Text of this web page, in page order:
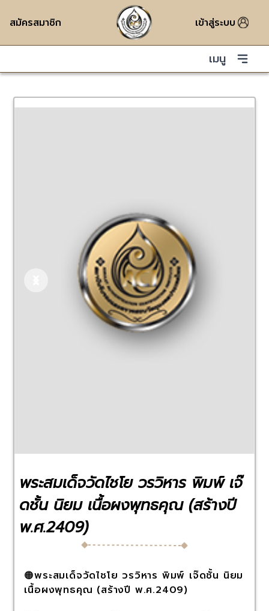
สมัครสมาชิก เข้าสู่ระบบ
เมนู
พระสมเด็จวัดไชโย วรวิหาร พิมพ์ เจ๊
ดชั้น นิยม เนื้อผงพุทธคุณ (สร้างปี
พ.ศ.2409)
🟠พระสมเด็จวัดไชโย วรวิหาร พิมพ์ เจ๊ดชั้น นิยม
เนื้อผงพุทธคุณ (สร้างปี พ.ศ.2409)